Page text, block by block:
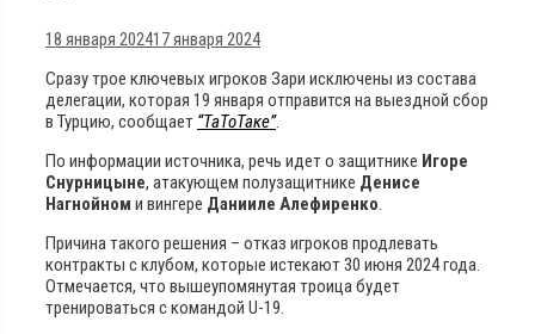
18 января 202417 января 2024
Сразу трое ключевых игроков Зари исключены из состава
делегации, которая 19 января отправится на выездной сбор
в Турцию, сообщает “ТаТоТаке”.
По информации источника, речь идет о защитнике Игоре
Снурницыне, атакующем полузащитнике Денисе
Нагнойном и вингере Данииле Алефиренко.
Причина такого решения – отказ игроков продлевать
контракты с клубом, которые истекают 30 июня 2024 года.
Отмечается, что вышеупомянутая троица будет
тренироваться с командой U-19.